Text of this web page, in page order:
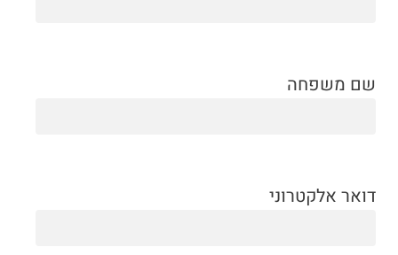
שם משפחה
דואר אלקטרוני